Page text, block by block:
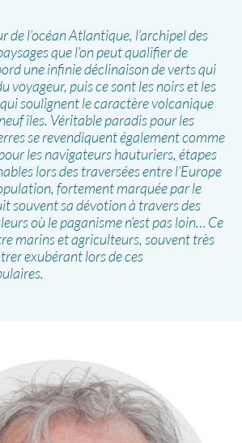
de l’océan Atlantique, l’archipel des
que l’on peut qualifier de
une infinie déclinaison de verts qui
voyageur, puis ce sont les noirs et les
soulignent le caractère volcanique
îles. Véritable paradis pour les
se revendiquent également comme
les navigateurs hauturiers, étapes
lors des traversées entre l’Europe
fortement marquée par le
souvent sa dévotion à travers des
où le paganisme n’est pas loin… Ce
marins et agriculteurs, souvent très
exubérant lors de ces